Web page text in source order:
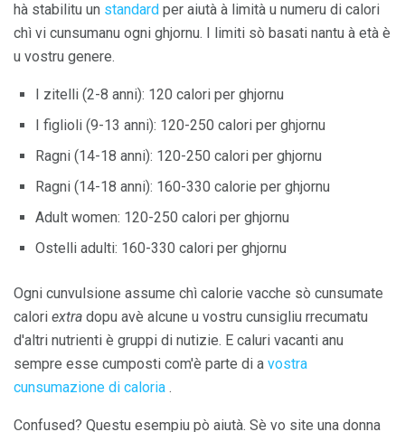
hà stabilitu un standard per aiutà à limità u numeru di calori
chì vi cunsumanu ogni ghjornu. I limiti sò basati nantu à età è
u vostru genere.
I zitelli (2-8 anni): 120 calori per ghjornu
I figlioli (9-13 anni): 120-250 calori per ghjornu
Ragni (14-18 anni): 120-250 calori per ghjornu
Ragni (14-18 anni): 160-330 calorie per ghjornu
Adult women: 120-250 calori per ghjornu
Ostelli adulti: 160-330 calori per ghjornu
Ogni cunvulsione assume chì calorie vacche sò cunsumate
calori extra dopu avè alcune u vostru cunsigliu rrecumatu
d'altri nutrienti è gruppi di nutizie. E caluri vacanti anu
sempre esse cumposti com'è parte di a vostra
cunsumazione di caloria .
Confused? Questu esempiu pò aiutà. Sè vo site una donna